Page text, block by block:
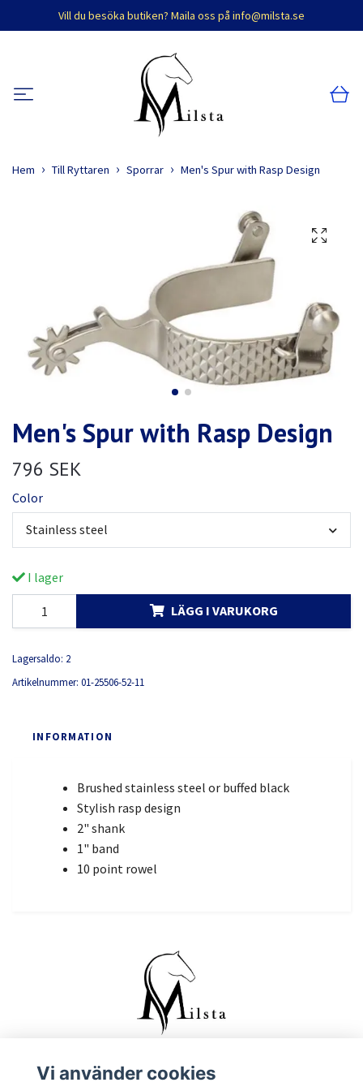
Vill du besöka butiken? Maila oss på info@milsta.se
Hem Till Ryttaren Sporrar Men's Spur with Rasp Design
Men's Spur with Rasp Design
796 SEK
Color
Stainless steel
I lager
LÄGG I VARUKORG
Lagersaldo: 2
Artikelnummer: 01-25506-52-11
INFORMATION
Brushed stainless steel or buffed black
Stylish rasp design
2" shank
1" band
10 point rowel
Kontakta oss
Vi använder cookies